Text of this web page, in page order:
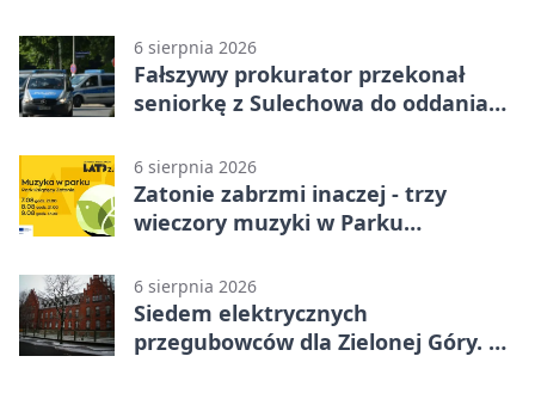
6 sierpnia 2026
Fałszywy prokurator przekonał
seniorkę z Sulechowa do oddania
6 sierpnia 2026
Zatonie zabrzmi inaczej - trzy
wieczory muzyki w Parku
6 sierpnia 2026
Siedem elektrycznych
przegubowców dla Zielonej Góry. To